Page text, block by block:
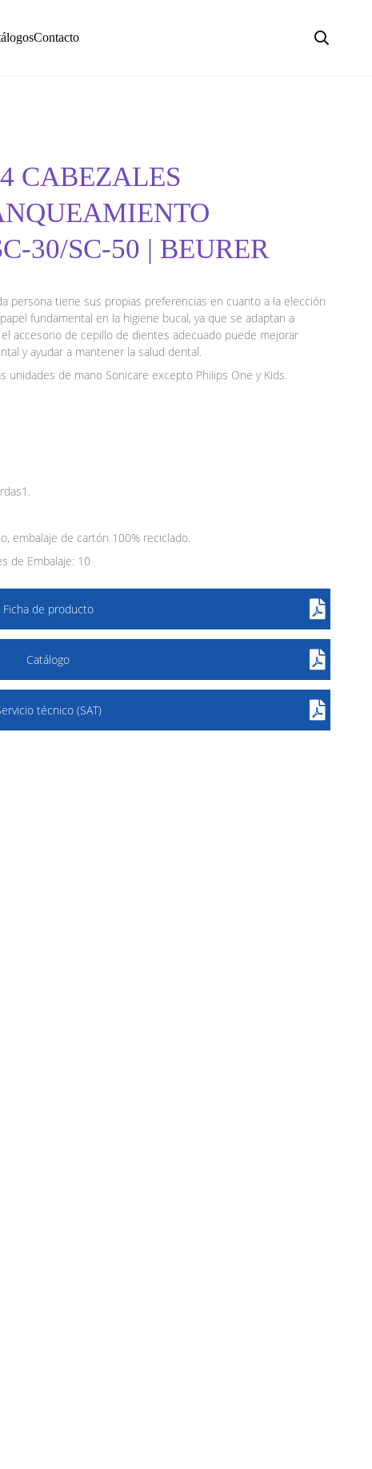
Contacto
CABEZALES
30/SC-50 | BEURER
persona tiene sus propias preferencias en cuanto a la elección
fundamental en la higiene bucal, ya que se adaptan a
accesorio de cepillo de dientes adecuado puede mejorar
y ayudar a mantener la salud dental.
de mano Sonicare excepto Philips One y Kids.
embalaje de cartón 100% reciclado.
de Embalaje: 10
Ficha de producto
Catálogo
técnico (SAT)